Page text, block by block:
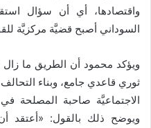
واقتصادها، أي أن سؤال
السوداني أصبح قضيَّة مركزيَّة
ويؤكد محمود أن الطريق ما
ثوري قاعدي جامع، وبناء
الاجتماعيَّة صاحبة المصلحة في
ويوضح ذلك بالقول: «أعتقد